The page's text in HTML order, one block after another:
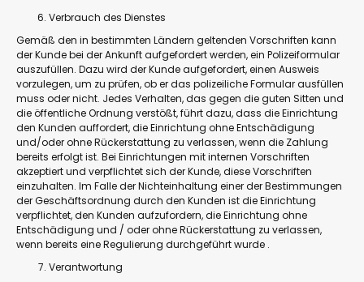
Verbrauch des Dienstes
Gemäß den in bestimmten Ländern geltenden Vorschriften kann
der Kunde bei der Ankunft aufgefordert werden, ein Polizeiformular
auszufüllen. Dazu wird der Kunde aufgefordert, einen Ausweis
vorzulegen, um zu prüfen, ob er das polizeiliche Formular ausfüllen
muss oder nicht. Jedes Verhalten, das gegen die guten Sitten und
die öffentliche Ordnung verstößt, führt dazu, dass die Einrichtung
den Kunden auffordert, die Einrichtung ohne Entschädigung
und/oder ohne Rückerstattung zu verlassen, wenn die Zahlung
bereits erfolgt ist. Bei Einrichtungen mit internen Vorschriften
akzeptiert und verpflichtet sich der Kunde, diese Vorschriften
einzuhalten. Im Falle der Nichteinhaltung einer der Bestimmungen
der Geschäftsordnung durch den Kunden ist die Einrichtung
verpflichtet, den Kunden aufzufordern, die Einrichtung ohne
Entschädigung und / oder ohne Rückerstattung zu verlassen,
wenn bereits eine Regulierung durchgeführt wurde .
Verantwortung